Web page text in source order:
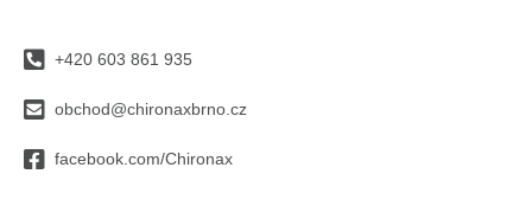
+420 603 861 935
obchod@chironaxbrno.cz
facebook.com/Chironax